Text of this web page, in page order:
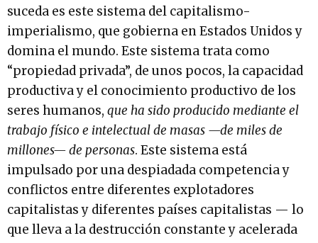
suceda es este sistema del capitalismo-
imperialismo, que gobierna en Estados Unidos y
domina el mundo. Este sistema trata como
“propiedad privada”, de unos pocos, la capacidad
productiva y el conocimiento productivo de los
seres humanos, que ha sido producido mediante el
trabajo físico e intelectual de masas —de miles de
millones— de personas. Este sistema está
impulsado por una despiadada competencia y
conflictos entre diferentes explotadores
capitalistas y diferentes países capitalistas — lo
que lleva a la destrucción constante y acelerada